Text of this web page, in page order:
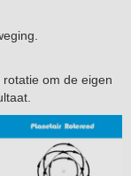
om de eigen